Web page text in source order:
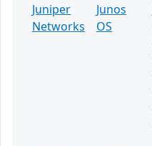
Juniper
Networks
Junos
OS